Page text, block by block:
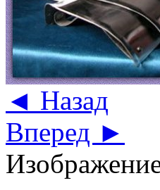
◄ Назад
Вперед ►